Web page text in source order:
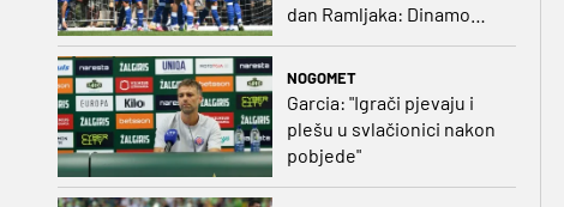
dan Ramljaka: Dinamo
poražen od Juventusa,
NOGOMET
Garcia: "Igrači pjevaju i
plešu u svlačionici nakon
pobjede"